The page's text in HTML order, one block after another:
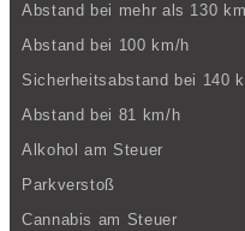
Abstand bei mehr als 130
Abstand bei 100 km/h
Sicherheitsabstand bei 140
Abstand bei 81 km/h
Alkohol am Steuer
Parkverstoß
Cannabis am Steuer